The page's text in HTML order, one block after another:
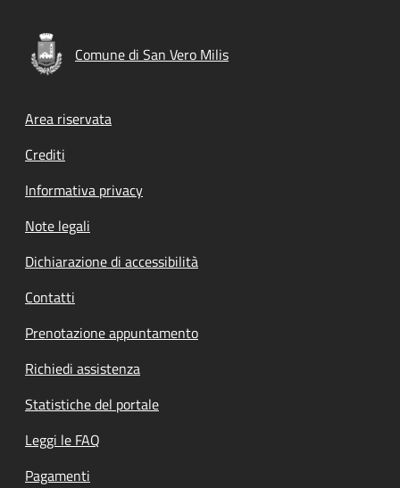
Comune di San Vero Milis
Footer menu
Area riservata
Crediti
Informativa privacy
Note legali
Dichiarazione di accessibilità
Contatti
Prenotazione appuntamento
Richiedi assistenza
Statistiche del portale
Leggi le FAQ
Pagamenti